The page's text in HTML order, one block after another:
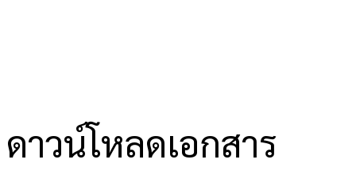
ดาวน์โหลดเอกสาร